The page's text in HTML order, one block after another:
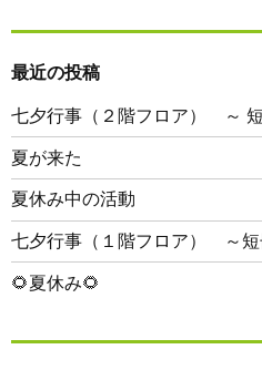
最近の投稿
七夕行事（２階フロア） ～
夏が来た
夏休み中の活動
七夕行事（１階フロア） ～短
🌻夏休み🌻